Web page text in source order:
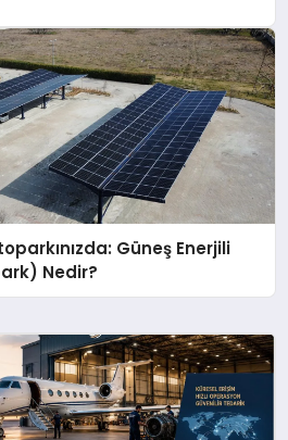
Güneş Enerjili
Nedir?